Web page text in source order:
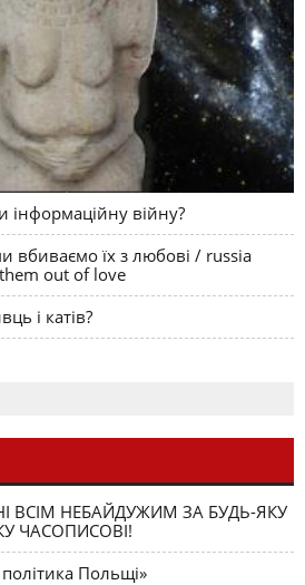
інформаційну війну?
вбиваємо їх з любові / russia
out of love
і катів?
ВСІМ НЕБАЙДУЖИМ ЗА БУДЬ-ЯКУ
ЧАСОПИСОВІ!
Польщі»